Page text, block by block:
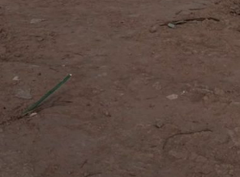
clandestinos